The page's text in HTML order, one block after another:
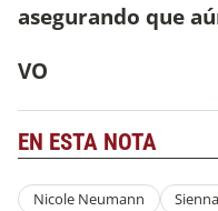
asegurando que
VO
EN ESTA NOTA
Nicole Neumann Sienna